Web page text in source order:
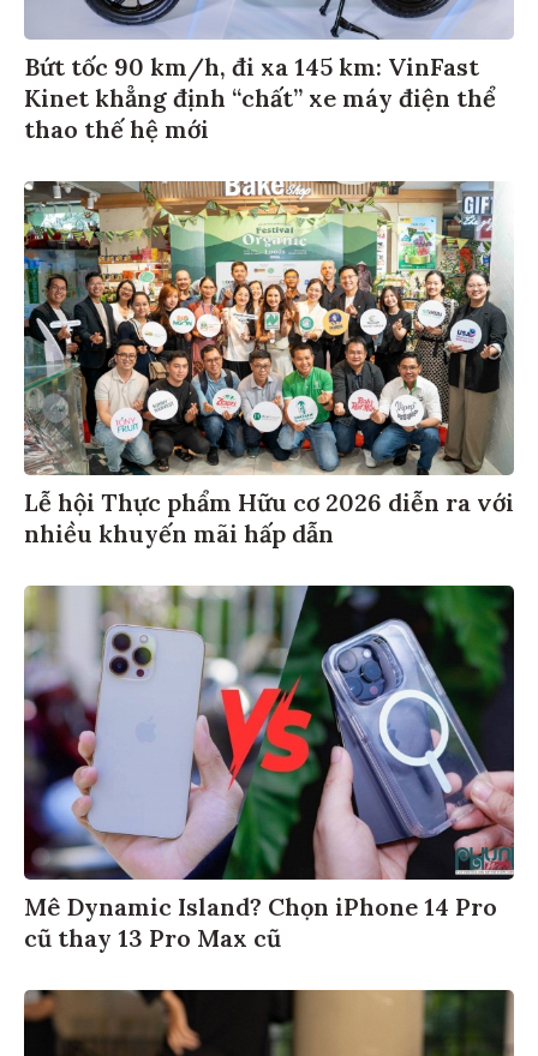
Bứt tốc 90 km/h, đi xa 145 km: VinFast
Kinet khẳng định “chất” xe máy điện thể
thao thế hệ mới
Lễ hội Thực phẩm Hữu cơ 2026 diễn ra với
nhiều khuyến mãi hấp dẫn
Mê Dynamic Island? Chọn iPhone 14 Pro
cũ thay 13 Pro Max cũ